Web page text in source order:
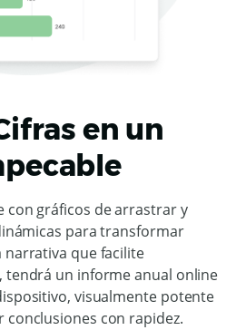
en un
con gráficos de arrastrar y
para transformar
narrativa que facilite
tendrá un informe anual online
visualmente potente
conclusiones con rapidez.